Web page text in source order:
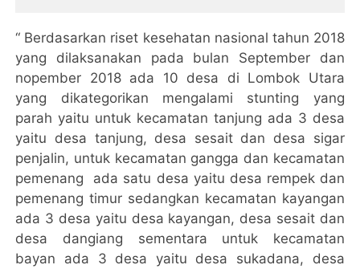
“ Berdasarkan riset kesehatan nasional tahun 2018
yang dilaksanakan pada bulan September dan
nopember 2018 ada 10 desa di Lombok Utara
yang dikategorikan mengalami stunting yang
parah yaitu untuk kecamatan tanjung ada 3 desa
yaitu desa tanjung, desa sesait dan desa sigar
penjalin, untuk kecamatan gangga dan kecamatan
pemenang ada satu desa yaitu desa rempek dan
pemenang timur sedangkan kecamatan kayangan
ada 3 desa yaitu desa kayangan, desa sesait dan
desa dangiang sementara untuk kecamatan
bayan ada 3 desa yaitu desa sukadana, desa